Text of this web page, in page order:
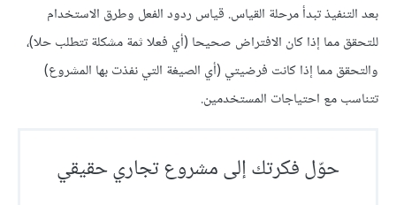
بعد التنفيذ تبدأ مرحلة القياس. قياس ردود الفعل وطرق الاستخدام
للتحقق مما إذا كان الافتراض صحيحا (أي فعلا ثمة مشكلة تتطلب حلا)،
والتحقق مما إذا كانت فرضيتي (أي الصيغة التي نفذت بها المشروع)
تتناسب مع احتياجات المستخدمين.
حوّل فكرتك إلى مشروع تجاري حقيقي